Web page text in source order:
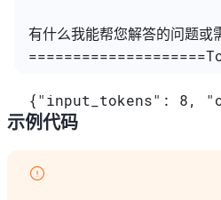
有什么我能帮您解答的问题或
{"input_tokens": 8,
示例代码